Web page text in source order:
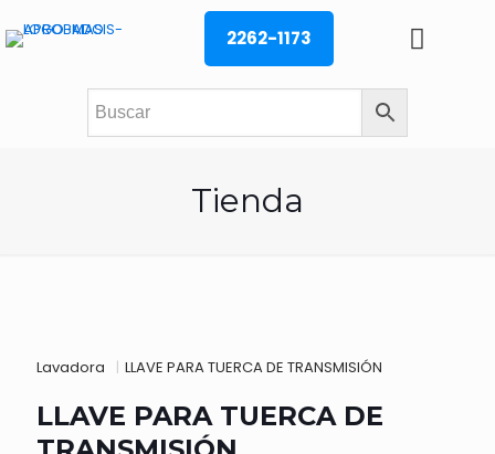
2262-1173
Tienda
Lavadora | LLAVE PARA TUERCA DE TRANSMISIÓN
LLAVE PARA TUERCA DE